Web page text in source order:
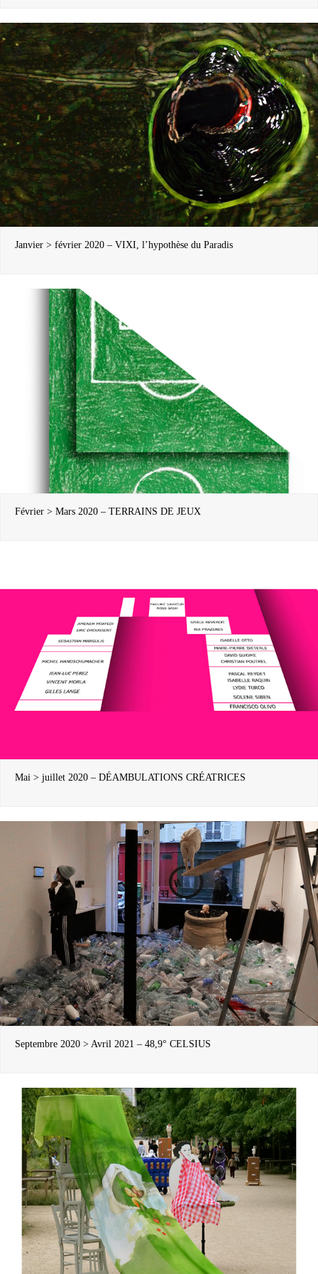
Janvier > février 2020 – VIXI, l’hypothèse du Paradis
Février > Mars 2020 – TERRAINS DE JEUX
Mai > juillet 2020 – DÉAMBULATIONS CRÉATRICES
Septembre 2020 > Avril 2021 – 48,9° CELSIUS